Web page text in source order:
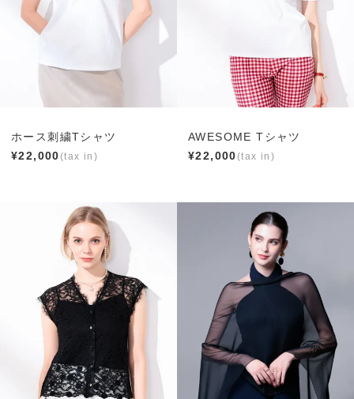
ホース刺繍Tシャツ
¥22,000
AWESOME Tシャツ
¥22,000